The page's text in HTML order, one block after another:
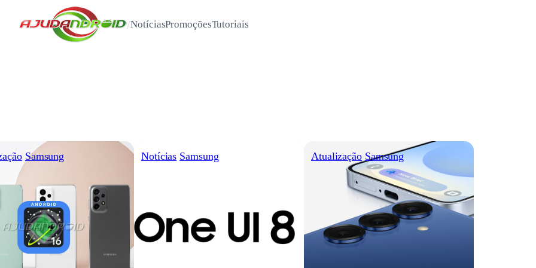
/NotíciasPromoçõesTutoriais
Samsung Notícias Samsung Atualização Samsung